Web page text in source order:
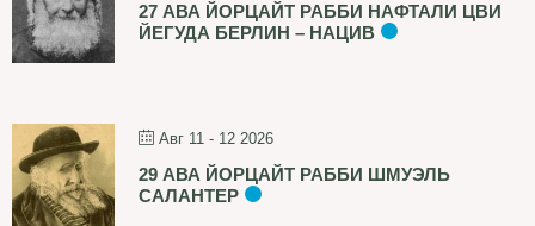
27 АВА ЙОРЦАЙТ РАББИ НАФТАЛИ ЦВИ
ЙЕГУДА БЕРЛИН – НАЦИВ
Авг 11 - 12 2026
29 АВА ЙОРЦАЙТ РАББИ ШМУЭЛЬ
САЛАНТЕР